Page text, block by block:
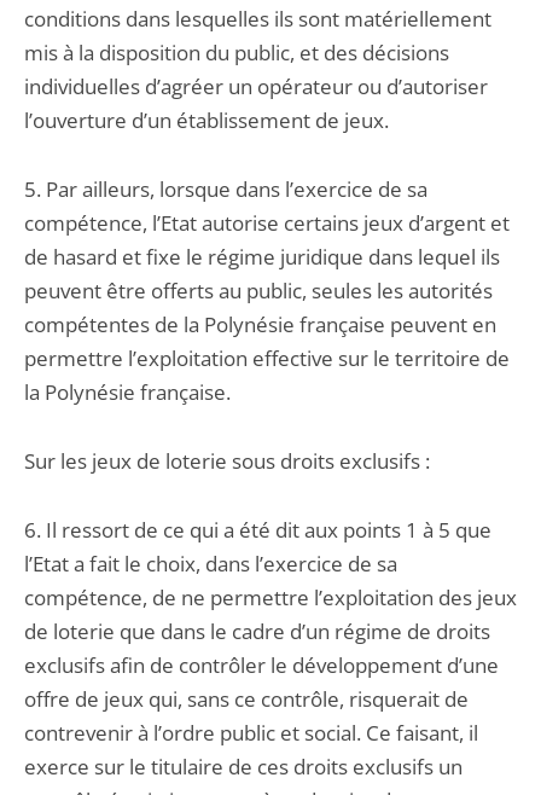
conditions dans lesquelles ils sont matériellement
mis à la disposition du public, et des décisions
individuelles d’agréer un opérateur ou d’autoriser
l’ouverture d’un établissement de jeux.
5. Par ailleurs, lorsque dans l’exercice de sa
compétence, l’Etat autorise certains jeux d’argent et
de hasard et fixe le régime juridique dans lequel ils
peuvent être offerts au public, seules les autorités
compétentes de la Polynésie française peuvent en
permettre l’exploitation effective sur le territoire de
la Polynésie française.
Sur les jeux de loterie sous droits exclusifs :
6. Il ressort de ce qui a été dit aux points 1 à 5 que
l’Etat a fait le choix, dans l’exercice de sa
compétence, de ne permettre l’exploitation des jeux
de loterie que dans le cadre d’un régime de droits
exclusifs afin de contrôler le développement d’une
offre de jeux qui, sans ce contrôle, risquerait de
contrevenir à l’ordre public et social. Ce faisant, il
exerce sur le titulaire de ces droits exclusifs un